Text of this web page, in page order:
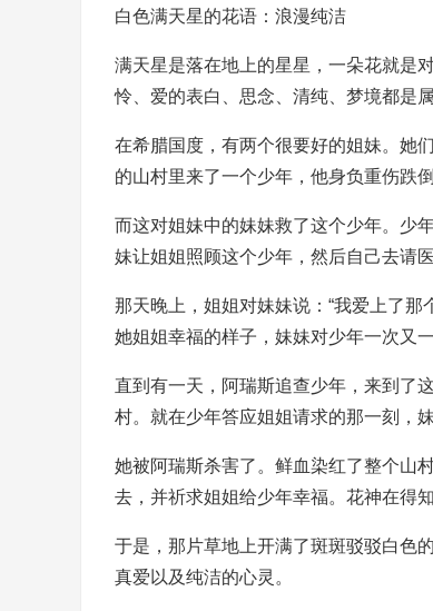
白色满天星的花语：浪漫纯洁
满天星是落在地上的星星，一朵花就是
怜、爱的表白、思念、清纯、梦境都是
在希腊国度，有两个很要好的姐妹。她
的山村里来了一个少年，他身负重伤跌倒
而这对姐妹中的妹妹救了这个少年。少
妹让姐姐照顾这个少年，然后自己去请
那天晚上，姐姐对妹妹说：“我爱上了
她姐姐幸福的样子，妹妹对少年一次又
直到有一天，阿瑞斯追查少年，来到了
村。就在少年答应姐姐请求的那一刻，
她被阿瑞斯杀害了。鲜血染红了整个山
去，并祈求姐姐给少年幸福。花神在得
于是，那片草地上开满了斑斑驳驳白色
真爱以及纯洁的心灵。